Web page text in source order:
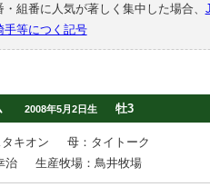
組番に人気が著しく集中した場合、
手等につく記号
2008年5月2日生 牡3
キオン
母：タイトーク
治
生産牧場：鳥井牧場